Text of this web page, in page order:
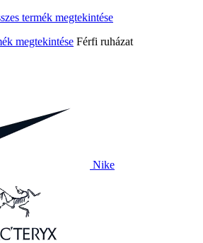
megtekintése Férfi ruházat
Nike